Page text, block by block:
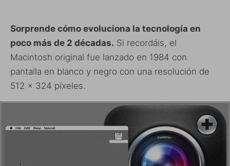
Sorprende cómo evoluciona la tecnología en
poco más de 2 décadas. Si recordáis, el
Macintosh original fue lanzado en 1984 con
pantalla en blanco y negro con una resolución de
512 x 324 píxeles.